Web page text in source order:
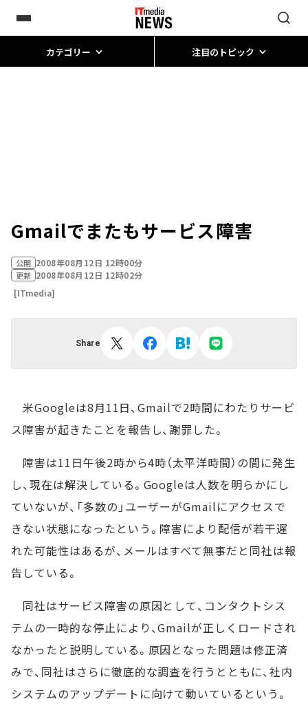
カテゴリー 注目のトピック
Gmailでまたもサービス障害
公開 2008年08月12日 12時00分
更新 2008年08月12日 12時02分
[ITmedia]
Share
米Googleは8月11日、Gmailで2時間にわたりサービ
ス障害が起きたことを報告し、謝罪した。
障害は11日午後2時から4時（太平洋時間）の間に発生
し、現在は解決している。Googleは人数を明らかにし
ていないが、「多数の」ユーザーがGmailにアクセスで
きない状態になったという。障害により配信が若干遅
れた可能性はあるが、メールはすべて無事だと同社は報
告している。
同社はサービス障害の原因として、コンタクトシス
テムの一時的な停止により、Gmailが正しくロードされ
なかったと説明している。原因となった問題は修正済
みで、同社はさらに徹底的な調査を行うとともに、社内
システムのアップデートに向けて動いているという。